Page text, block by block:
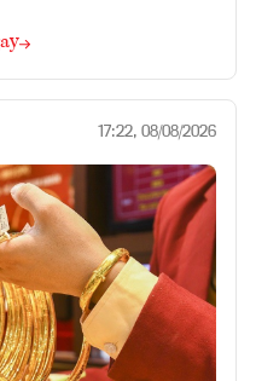
17:22, 08/08/2026